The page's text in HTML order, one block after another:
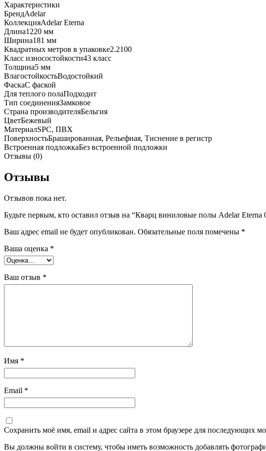
Riviera
Оаk
Характеристики
БрендAdelar
КоллекцияAdelar Eterna
Длина1220 мм
Ширина181 мм
Квадратных метров в упаковке2.2100
Класс износостойкости43 класс
Толщина5 мм
ВлагостойкостьВодостойкий
ФаскаС фаской
Для теплого полаПодходит
Тип соединенияЗамковое
Страна производителяБельгия
ЦветБежевый
МатериалSPC, ПВХ
ПоверхностьБрашированная, Рельефная, Тиснение в регистр
Встроенная подложкаБез встроенной подложки
Отзывы (0)
Отзывы
Отзывов пока нет.
Будьте первым, кто оставил отзыв на “Кварц виниловые полы Adelar Eterna
Ваш адрес email не будет опубликован. Обязательные поля помечены *
Ваша оценка *
Ваш отзыв *
Имя *
Email *
Сохранить моё имя, email и адрес сайта в этом браузере для последующих
Вы должны войти в систему, чтобы иметь возможность добавлять